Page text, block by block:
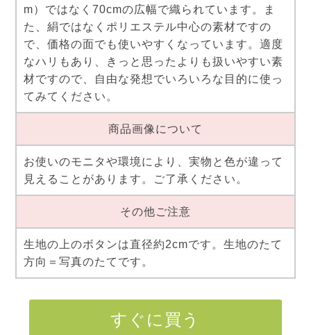
m）ではなく70cmの広幅で織られています。ま
た、絹ではなくポリエステル中心の素材ですの
で、価格の面でも使いやすくなっています。適度
なハリもあり、きっと思ったよりも扱いやすい素
材ですので、自由な発想でいろいろな目的に使っ
てみてください。
商品画像について
お使いのモニタや環境により、実物と色が違って
見えることがあります。ご了承ください。
その他ご注意
生地の上のボタンは直径約2cmです。生地のたて
方向＝写真のたてです。
すぐに買う